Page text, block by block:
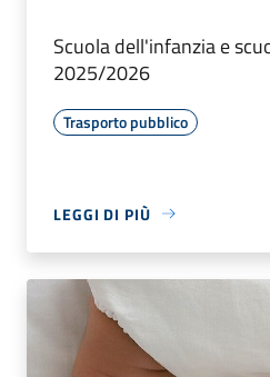
Scuola dell'infanzia e
2025/2026
Trasporto pubblico
LEGGI DI PIÙ